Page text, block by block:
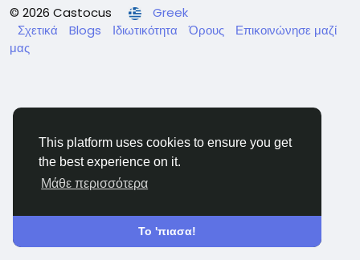
This platform uses cookies to ensure you get
the best experience on it.
Μάθε περισσότερα
Το 'πιασα!
© 2026 Castocus
Greek
Σχετικά
Blogs Ιδιωτικότητα Όρους
Επικοινώνησε μαζί
μας